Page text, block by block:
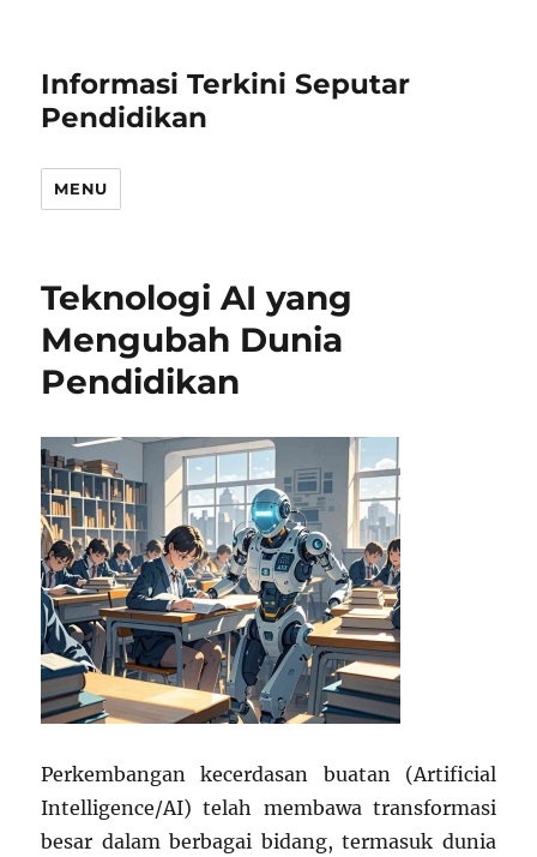
Informasi Terkini Seputar
Pendidikan
MENU
Teknologi AI yang
Mengubah Dunia
Pendidikan
Perkembangan kecerdasan buatan (Artificial
Intelligence/AI) telah membawa transformasi
besar dalam berbagai bidang, termasuk dunia